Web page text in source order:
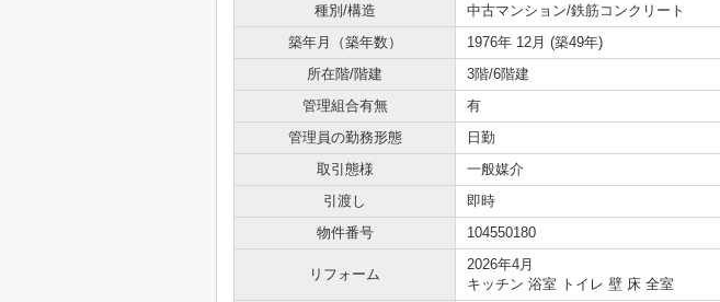
種別/構造
中古マンション/鉄筋コンクリート
築年月（築年数）
1976年 12月 (築49年)
所在階/階建
3階/6階建
管理組合有無
有
管理員の勤務形態
日勤
取引態様
一般媒介
引渡し
即時
物件番号
104550180
リフォーム
2026年4月
キッチン 浴室 トイレ 壁 床 全室